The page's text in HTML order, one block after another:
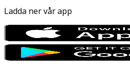
Ladda ner vår app